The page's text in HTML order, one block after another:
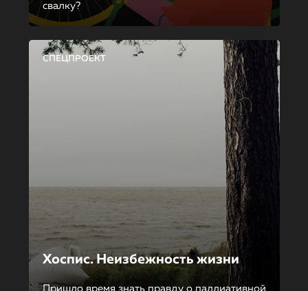
свалку?
СПЕЦПРОЕКТ
Хоспис. Неизбежность жизни
Пришло время знать правду о паллиативной